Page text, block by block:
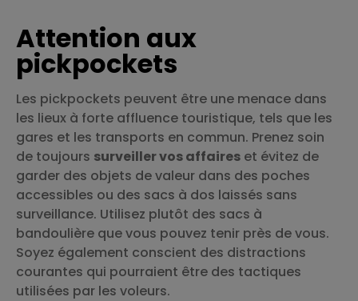
Attention aux
pickpockets
Les pickpockets peuvent être une menace dans
les lieux à forte affluence touristique, tels que les
gares et les transports en commun. Prenez soin
de toujours surveiller vos affaires et évitez de
garder des objets de valeur dans des poches
accessibles ou des sacs à dos laissés sans
surveillance. Utilisez plutôt des sacs à
bandoulière que vous pouvez tenir près de vous.
Soyez également conscient des distractions
courantes qui pourraient être des tactiques
utilisées par les voleurs.